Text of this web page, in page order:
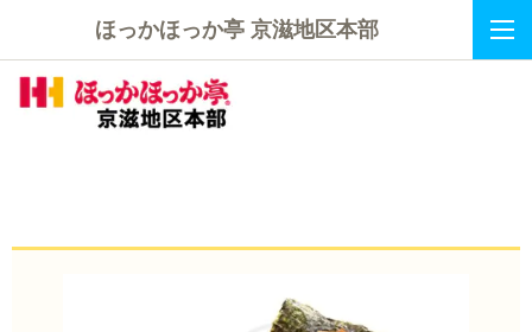
ほっかほっか亭 京滋地区本部